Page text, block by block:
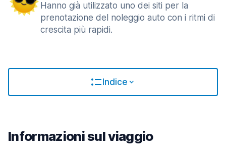
Hanno già utilizzato uno dei siti per la
prenotazione del noleggio auto con i ritmi di
crescita più rapidi.
Indice
Informazioni sul viaggio